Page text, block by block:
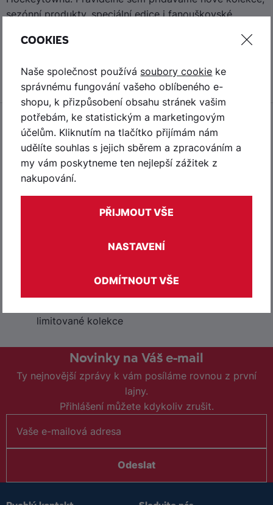
sezónní produkty, speciální edice i fanouškovské
trička, mikiny, kšiltovky nebo suvenýry HC Dynamo
Pardubice, jsi na správném místě.
Oficiální fanshop HC Dynamo
100% oficiální klubový
merchandising
Rychlé doručení
Nákup přivezeme až k Vám
dostat svou objednávku
Originální dresy a kolekce
limitované kolekce
Novinky na Váš e-mail
Ty nejnovější zprávy k vám posíláme rovnou z první
lajny.
Přihlášení můžete kdykoliv zrušit.
Odeslat
COOKIES
Naše společnost používá soubory cookie ke
správnému fungování vašeho oblíbeného e-
shopu, k přizpůsobení obsahu stránek vašim
potřebám, ke statistickým a marketingovým
účelům. Kliknutím na tlačítko přijímám nám
udělíte souhlas s jejich sběrem a zpracováním a
my vám poskytneme ten nejlepší zážitek z
nakupování.
ODMÍTNOUT VŠE
NASTAVENÍ
PŘIJMOUT VŠE